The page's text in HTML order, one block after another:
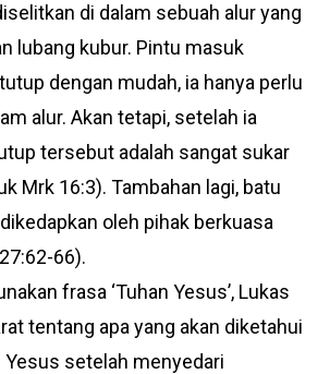
di dalam sebuah alur yang
lubang kubur. Pintu masuk
dengan mudah, ia hanya perlu
alur. Akan tetapi, setelah ia
tersebut adalah sangat sukar
Mrk 16:3). Tambahan lagi, batu
oleh pihak berkuasa
66).
frasa ‘Tuhan Yesus’, Lukas
tentang apa yang akan diketahui
setelah menyedari